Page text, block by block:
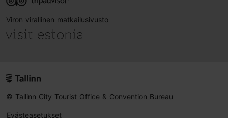
Viron virallinen matkailusivusto
© Tallinn City Tourist Office & Convention Bureau
Evästeasetukset